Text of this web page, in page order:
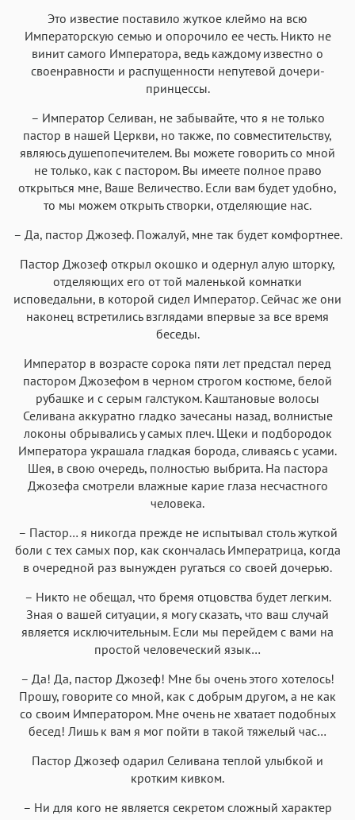
Это известие поставило жуткое клеймо на всю
Императорскую семью и опорочило ее честь. Никто не
винит самого Императора, ведь каждому известно о
своенравности и распущенности непутевой дочери-
принцессы.
– Император Селиван, не забывайте, что я не только
пастор в нашей Церкви, но также, по совместительству,
являюсь душепопечителем. Вы можете говорить со мной
не только, как с пастором. Вы имеете полное право
открыться мне, Ваше Величество. Если вам будет удобно,
то мы можем открыть створки, отделяющие нас.
– Да, пастор Джозеф. Пожалуй, мне так будет комфортнее.
Пастор Джозеф открыл окошко и одернул алую шторку,
отделяющих его от той маленькой комнатки
исповедальни, в которой сидел Император. Сейчас же они
наконец встретились взглядами впервые за все время
беседы.
Император в возрасте сорока пяти лет предстал перед
пастором Джозефом в черном строгом костюме, белой
рубашке и с серым галстуком. Каштановые волосы
Селивана аккуратно гладко зачесаны назад, волнистые
локоны обрывались у самых плеч. Щеки и подбородок
Императора украшала гладкая борода, сливаясь с усами.
Шея, в свою очередь, полностью выбрита. На пастора
Джозефа смотрели влажные карие глаза несчастного
человека.
– Пастор… я никогда прежде не испытывал столь жуткой
боли с тех самых пор, как скончалась Императрица, когда
в очередной раз вынужден ругаться со своей дочерью.
– Никто не обещал, что бремя отцовства будет легким.
Зная о вашей ситуации, я могу сказать, что ваш случай
является исключительным. Если мы перейдем с вами на
простой человеческий язык…
– Да! Да, пастор Джозеф! Мне бы очень этого хотелось!
Прошу, говорите со мной, как с добрым другом, а не как
со своим Императором. Мне очень не хватает подобных
бесед! Лишь к вам я мог пойти в такой тяжелый час…
Пастор Джозеф одарил Селивана теплой улыбкой и
кротким кивком.
– Ни для кого не является секретом сложный характер